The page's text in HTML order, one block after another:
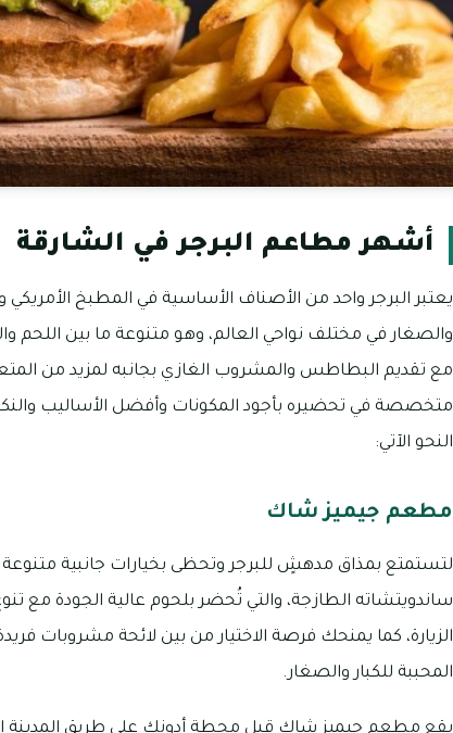
أشهر مطاعم البرجر في الشارقة
يعتبر البرجر واحد من الأصناف الأساسية في المطبخ الأمريكي
والصغار في مختلف نواحي العالم، وهو متنوعة ما بين
مع تقديم البطاطس والمشروب الغازي بجانبه لمزيد من
متخصصة في تحضيره بأجود المكونات وأفضل الأساليب
النحو الآتي:
مطعم جيميز شاك
لتستمتع بمذاق مدهشٍ للبرجر وتحظى بخيارات جانبية
ساندويتشاته الطازجة، والتي تُحضر بلحوم عالية الجودة مع
الزيارة، كما يمنحك فرصة الاختيار من بين لائحة مشروبات
المحببة للكبار والصغار.